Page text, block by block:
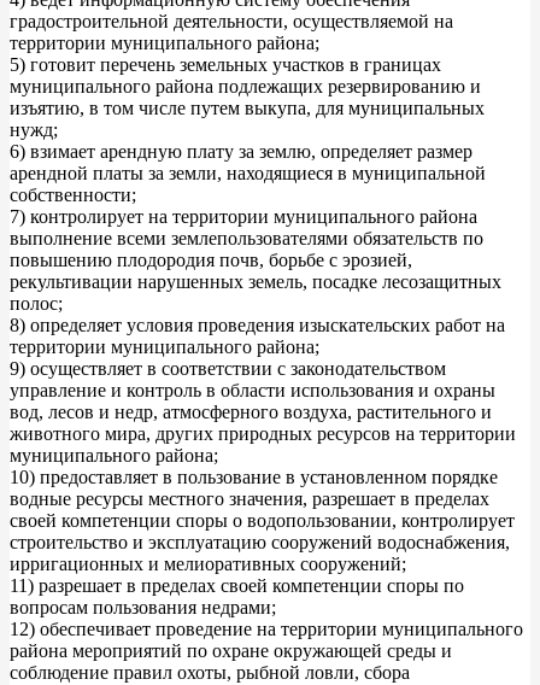
градостроительной деятельности, осуществляемой на
территории муниципального района;
5) готовит перечень земельных участков в границах
муниципального района подлежащих резервированию и
изъятию, в том числе путем выкупа, для муниципальных
нужд;
6) взимает арендную плату за землю, определяет размер
арендной платы за земли, находящиеся в муниципальной
собственности;
7) контролирует на территории муниципального района
выполнение всеми землепользователями обязательств по
повышению плодородия почв, борьбе с эрозией,
рекультивации нарушенных земель, посадке лесозащитных
полос;
8) определяет условия проведения изыскательских работ на
территории муниципального района;
9) осуществляет в соответствии с законодательством
управление и контроль в области использования и охраны
вод, лесов и недр, атмосферного воздуха, растительного и
животного мира, других природных ресурсов на территории
муниципального района;
10) предоставляет в пользование в установленном порядке
водные ресурсы местного значения, разрешает в пределах
своей компетенции споры о водопользовании, контролирует
строительство и эксплуатацию сооружений водоснабжения,
ирригационных и мелиоративных сооружений;
11) разрешает в пределах своей компетенции споры по
вопросам пользования недрами;
12) обеспечивает проведение на территории муниципального
района мероприятий по охране окружающей среды и
соблюдение правил охоты, рыбной ловли, сбора